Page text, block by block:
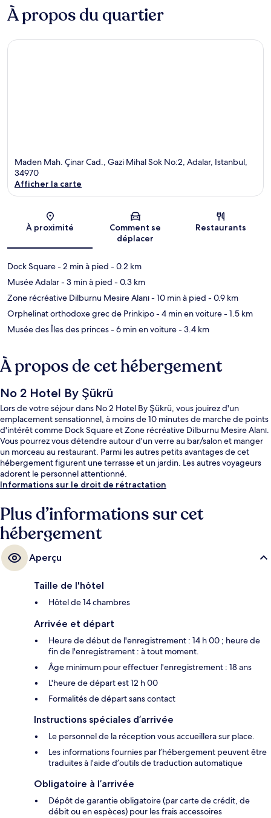
À propos du quartier
Maden Mah. Çinar Cad., Gazi Mihal Sok No:2, Adalar, Istanbul,
34970
Afficher la carte
À proximité
Comment se
déplacer
Restaurants
Dock Square- 2 min à pied - 0.2 km
Musée Adalar- 3 min à pied - 0.3 km
Zone récréative Dilburnu Mesire Alanı- 10 min à pied - 0.9 km
Orphelinat orthodoxe grec de Prinkipo- 4 min en voiture- 1.5 km
Musée des Îles des princes- 6 min en voiture- 3.4 km
À propos de cet hébergement
No 2 Hotel By Şükrü
Lors de votre séjour dans No 2 Hotel By Şükrü, vous jouirez d'un
emplacement sensationnel, à moins de 10 minutes de marche de points
d'intérêt comme Dock Square et Zone récréative Dilburnu Mesire Alanı.
Vous pourrez vous détendre autour d'un verre au bar/salon et manger
un morceau au restaurant. Parmi les autres petits avantages de cet
hébergement figurent une terrasse et un jardin. Les autres voyageurs
adorent le personnel attentionné.
Informations sur le droit de rétractation
Plus d’informations sur cet
hébergement
Aperçu
Taille de l'hôtel
Hôtel de 14 chambres
Arrivée et départ
Heure de début de l'enregistrement : 14 h 00 ; heure de
fin de l'enregistrement : à tout moment.
Âge minimum pour effectuer l'enregistrement : 18 ans
L'heure de départ est 12 h 00
Formalités de départ sans contact
Instructions spéciales d’arrivée
Le personnel de la réception vous accueillera sur place.
Les informations fournies par l’hébergement peuvent être
traduites à l’aide d’outils de traduction automatique
Obligatoire à l’arrivée
Dépôt de garantie obligatoire (par carte de crédit, de
débit ou en espèces) pour les frais accessoires